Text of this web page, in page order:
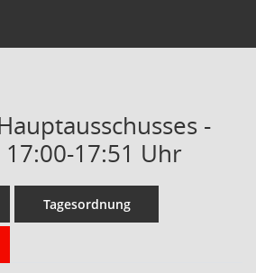
-
17:51 Uhr
Tagesordnung